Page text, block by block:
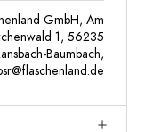
GmbH, Am
1, 56235
Baumbach,